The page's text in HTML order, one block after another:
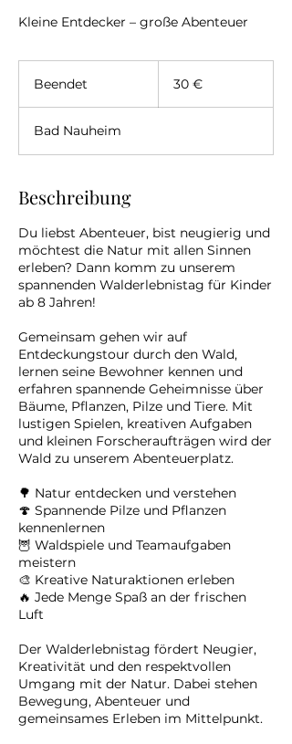
Kleine Entdecker – große Abenteuer
Beendet
n
d
t
30 €
Bad Nauheim
Beschreibung
Du liebst Abenteuer, bist neugierig und
möchtest die Natur mit allen Sinnen
erleben? Dann komm zu unserem
spannenden Walderlebnistag für Kinder
ab 8 Jahren!
Gemeinsam gehen wir auf
Entdeckungstour durch den Wald,
lernen seine Bewohner kennen und
erfahren spannende Geheimnisse über
Bäume, Pflanzen, Pilze und Tiere. Mit
lustigen Spielen, kreativen Aufgaben
und kleinen Forscheraufträgen wird der
Wald zu unserem Abenteuerplatz.
🌳 Natur entdecken und verstehen
🍄 Spannende Pilze und Pflanzen
kennenlernen
🦉 Waldspiele und Teamaufgaben
meistern
🎨 Kreative Naturaktionen erleben
🔥 Jede Menge Spaß an der frischen
Luft
Der Walderlebnistag fördert Neugier,
Kreativität und den respektvollen
Umgang mit der Natur. Dabei stehen
Bewegung, Abenteuer und
gemeinsames Erleben im Mittelpunkt.